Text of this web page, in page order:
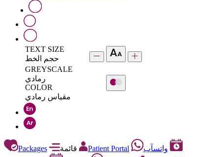
TEXT SIZE
حجم الخط
GREYSCALE
رمادي
COLOR
مقياس رمادي
Packages Patient Portal
واتسآب